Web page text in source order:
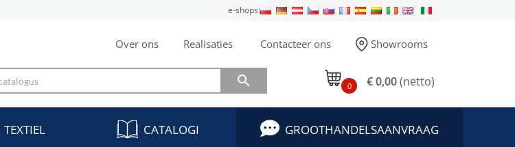
e-shops:
Over ons Realisaties Contacteer ons Showrooms
 0 € 0,00(netto)
TEXTIEL CATALOGI GROOTHANDELSAANVRAAG